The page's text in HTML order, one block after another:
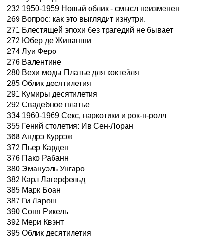
232 1950-1959 Новый облик - смысл неизменен
269 Вопрос: как это выглядит изнутри.
271 Блестящей эпохи без трагедий не бывает
272 Юбер де Живанши
274 Луи Феро
276 Валентине
280 Вехи моды Платье для коктейля
285 Облик десятилетия
291 Кумиры десятилетия
292 Свадебное платье
334 1960-1969 Секс, наркотики и рок-н-ролл
355 Гений столетия: Ив Сен-Лоран
368 Андрэ Куррэж
372 Пьер Карден
376 Пако Рабанн
380 Эмануэль Унгаро
382 Карл Лагерфельд
385 Марк Боан
387 Ги Ларош
390 Соня Рикель
392 Мери Квэнт
395 Облик десятилетия